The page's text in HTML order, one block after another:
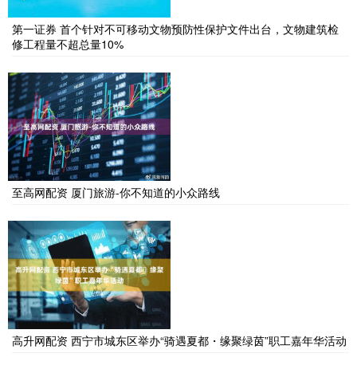
第一证券 首个针对不可移动文物预防性保护文件出台，文物建筑检
修工程量不超总量10%
至高网配资 厦门旅游-你不知道的小众路线
高升网配资 西宁市城东区举办“骑遇夏都・缘聚绿茵”职工嘉年华活动